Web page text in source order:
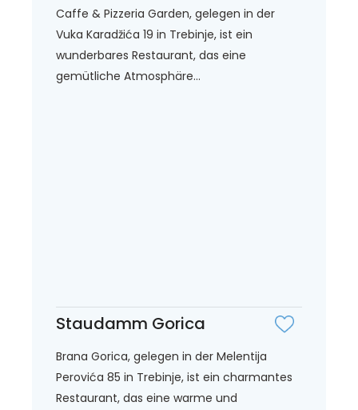
Caffe & Pizzeria Garden, gelegen in der
Vuka Karadžića 19 in Trebinje, ist ein
wunderbares Restaurant, das eine
gemütliche Atmosphäre...
Staudamm Gorica
Brana Gorica, gelegen in der Melentija
Perovića 85 in Trebinje, ist ein charmantes
Restaurant, das eine warme und